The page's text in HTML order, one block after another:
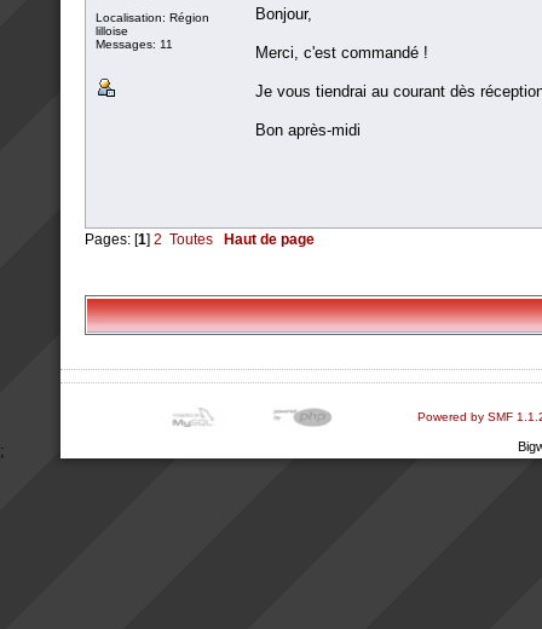
Localisation: Région
lilloise
Messages: 11
Bonjour,
Merci, c'est commandé !
Je vous tiendrai au courant dès
Bon après-midi
Pages: [1] 2 Toutes Haut de page
Powered by SMF
;